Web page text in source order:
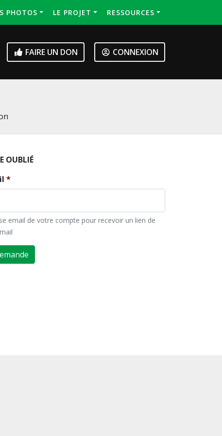
PHOTOS LE PROJET RESSOURCES
FAIRE UN DON CONNEXION
OUBLIÉ
email de votre compte pour recevoir un lien de